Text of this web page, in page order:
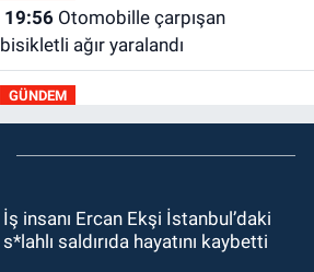
19:56Otomobille çarpışan
bisikletli ağır yaralandı
GÜNDEM
19:46Cumhurbaşkanı Erdoğan’ın
fotoğrafını söküp indirdi
18:48Yeni başkan belli oldu:
Kongrede dostluk mesajları
İş insanı Ercan Ekşi İstanbul’daki
s*lahlı saldırıda hayatını kaybetti